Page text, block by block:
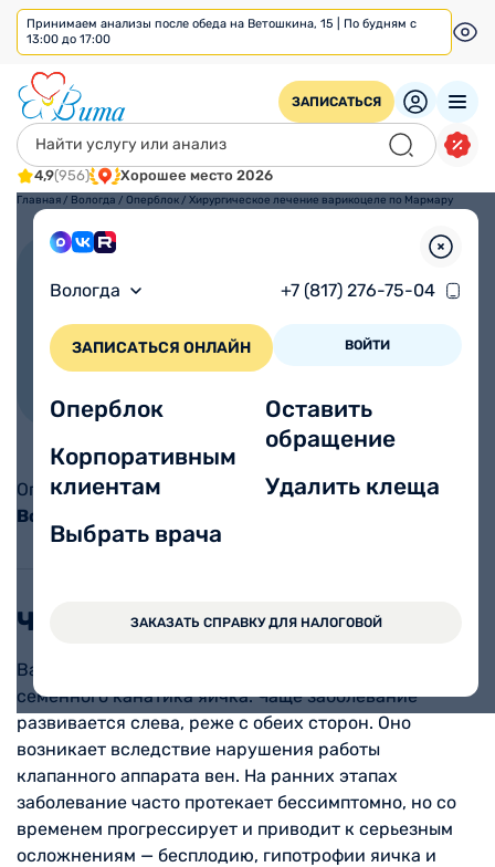
Принимаем анализы после обеда на Ветошкина, 15 | По будням с
13:00 до 17:00
ЗАПИСАТЬСЯ
4,9(956) Хорошее место 2026
Вологда +7 (817) 276-75-04
ЗАПИСАТЬСЯ ОНЛАЙН ВОЙТИ
Оперблок
Корпоративным
клиентам
Выбрать врача
Оставить
обращение
Удалить клеща
ЗАКАЗАТЬ СПРАВКУ ДЛЯ НАЛОГОВОЙ
Главная / Вологда / Оперблок / Хирургическое лечение варикоцеле по Мармару
варикоцеле по Мармару
40 мин — 1,20 часа
Время процедуры
14 дней Муж. Общая
Анестезия
Доступно по
от 20000 ₽
Операция проводится в филиале по адресу:г.
Вологда, ул. Ветошкина, 15
Что такое варикоцеле?
Варикоцеле — это варикозное расширение вен
семенного канатика яичка. Чаще заболевание
развивается слева, реже с обеих сторон. Оно
возникает вследствие нарушения работы
клапанного аппарата вен. На ранних этапах
заболевание часто протекает бессимптомно, но со
временем прогрессирует и приводит к серьезным
осложнениям — бесплодию, гипотрофии яичка и